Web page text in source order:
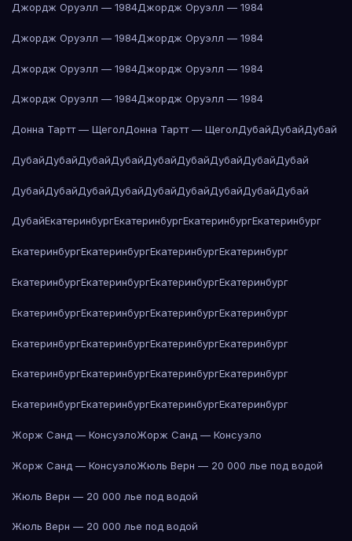
Джордж Оруэлл — 1984Джордж Оруэлл — 1984
Джордж Оруэлл — 1984Джордж Оруэлл — 1984
Джордж Оруэлл — 1984Джордж Оруэлл — 1984
Джордж Оруэлл — 1984Джордж Оруэлл — 1984
Донна Тартт — ЩеголДонна Тартт — ЩеголДубайДубайДубай
ДубайДубайДубайДубайДубайДубайДубайДубайДубай
ДубайДубайДубайДубайДубайДубайДубайДубайДубай
ДубайЕкатеринбургЕкатеринбургЕкатеринбургЕкатеринбург
ЕкатеринбургЕкатеринбургЕкатеринбургЕкатеринбург
ЕкатеринбургЕкатеринбургЕкатеринбургЕкатеринбург
ЕкатеринбургЕкатеринбургЕкатеринбургЕкатеринбург
ЕкатеринбургЕкатеринбургЕкатеринбургЕкатеринбург
ЕкатеринбургЕкатеринбургЕкатеринбургЕкатеринбург
ЕкатеринбургЕкатеринбургЕкатеринбургЕкатеринбург
Жорж Санд — КонсуэлоЖорж Санд — Консуэло
Жорж Санд — КонсуэлоЖюль Верн — 20 000 лье под водой
Жюль Верн — 20 000 лье под водой
Жюль Верн — 20 000 лье под водой